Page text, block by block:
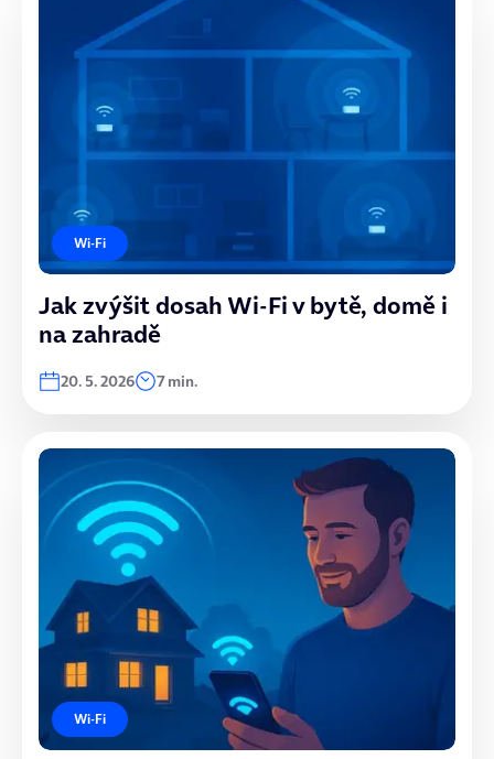
Wi-Fi
Jak zvýšit dosah Wi-Fi v bytě, domě i
na zahradě
20. 5. 2026 7 min.
Wi-Fi